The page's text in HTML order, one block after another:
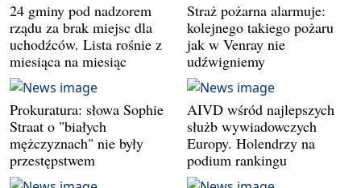
24 gminy pod nadzorem
rządu za brak miejsc dla
uchodźców. Lista rośnie z
miesiąca na miesiąc
Straż pożarna alarmuje:
kolejnego takiego pożaru
jak w Venray nie
udźwigniemy
Prokuratura: słowa Sophie
Straat o "białych
mężczyznach" nie były
przestępstwem
AIVD wśród najlepszych
służb wywiadowczych
Europy. Holendrzy na
podium rankingu